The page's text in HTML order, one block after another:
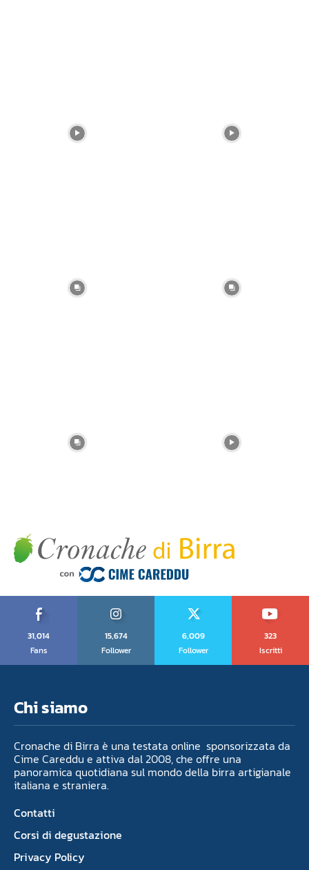
31,014
Fans
15,674
Follower
6,009
Follower
323
Iscritti
Chi siamo
Cronache di Birra è una testata online sponsorizzata da
Cime Careddu e attiva dal 2008, che offre una
panoramica quotidiana sul mondo della birra artigianale
italiana e straniera.
Contatti
Corsi di degustazione
Privacy Policy